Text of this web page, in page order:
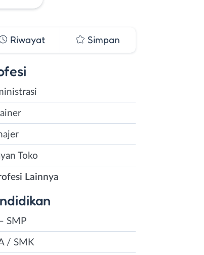
Riwayat Simpan
Toko
Lainnya
SMP
/ SMK